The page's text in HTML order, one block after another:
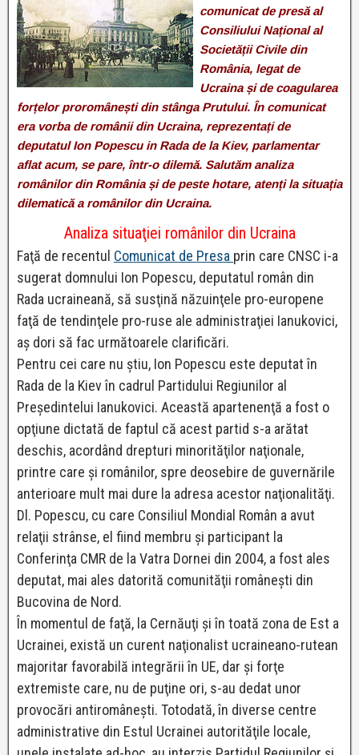
comunicat de presă al
Consiliului Național al
Societății Civile din
România, legat de
Ucraina și de coagularea
forțelor proromânești din stânga Prutului. În comunicat
era vorba de românii din Ucraina, reprezentați de
deputatul Ion Popescu in Rada de la Kiev, parlamentar
aflat acum, se pare, într-o dilemă. Salutăm analiza
românilor din România și de peste hotare, atenți la situația
dilematică a românilor din Ucraina.
Analiza situaţiei românilor din Ucraina
Faţă de recentul Comunicat de Presa prin care CNSC i-a
sugerat domnului Ion Popescu, deputatul român din
Rada ucraineană, să susţină năzuinţele pro-europene
faţă de tendinţele pro-ruse ale administraţiei Ianukovici,
aş dori să fac următoarele clarificări.
Pentru cei care nu ştiu, Ion Popescu este deputat în
Rada de la Kiev în cadrul Partidului Regiunilor al
Preşedintelui Ianukovici. Această apartenenţă a fost o
opţiune dictată de faptul că acest partid s-a arătat
deschis, acordând drepturi minorităţilor naţionale,
printre care şi românilor, spre deosebire de guvernările
anterioare mult mai dure la adresa acestor naţionalităţi.
Dl. Popescu, cu care Consiliul Mondial Român a avut
relaţii strânse, el fiind membru şi participant la
Conferinţa CMR de la Vatra Dornei din 2004, a fost ales
deputat, mai ales datorită comunităţii româneşti din
Bucovina de Nord.
În momentul de faţă, la Cernăuţi şi în toată zona de Est a
Ucrainei, există un curent naţionalist ucraineano-rutean
majoritar favorabilă integrării în UE, dar şi forţe
extremiste care, nu de puţine ori, s-au dedat unor
provocări antiromâneşti. Totodată, în diverse centre
administrative din Estul Ucrainei autorităţile locale,